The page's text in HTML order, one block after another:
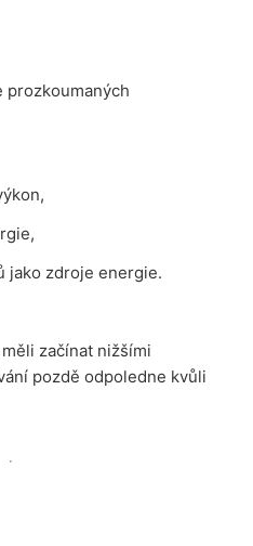
prozkoumaných
jako zdroje energie.
začínat nižšími
pozdě odpoledne kvůli